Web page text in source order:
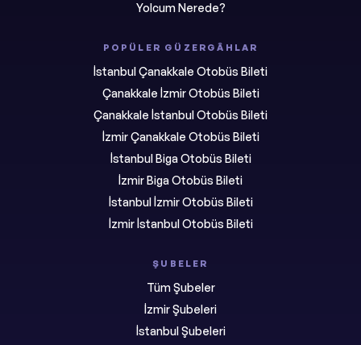
Yolcum Nerede?
POPÜLER GÜZERGÂHLAR
İstanbul Çanakkale Otobüs Bileti
Çanakkale İzmir Otobüs Bileti
Çanakkale İstanbul Otobüs Bileti
İzmir Çanakkale Otobüs Bileti
İstanbul Biga Otobüs Bileti
İzmir Biga Otobüs Bileti
İstanbul İzmir Otobüs Bileti
İzmir İstanbul Otobüs Bileti
ŞUBELER
Tüm Şubeler
İzmir Şubeleri
İstanbul Şubeleri